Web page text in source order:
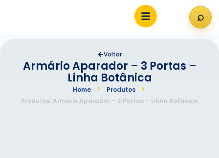
⌕
Voltar
Armário Aparador – 3 Portas –
Linha Botânica
Home
Produtos
Produtos: Armário Aparador – 3 Portas – Linha Botânica